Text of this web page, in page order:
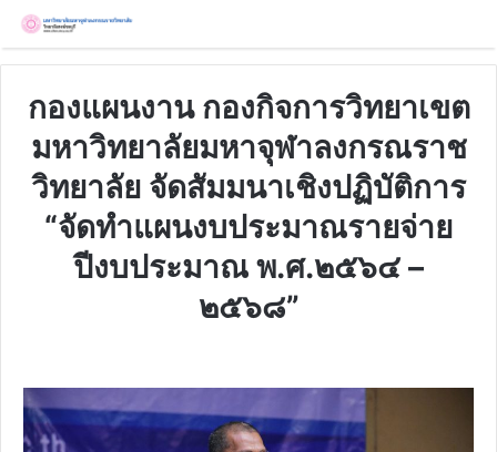
กองแผนงาน กองกิจการวิทยาเขต
มหาวิทยาลัยมหาจุฬาลงกรณราช
วิทยาลัย จัดสัมมนาเชิงปฏิบัติการ
“จัดทำแผนงบประมาณรายจ่าย
ปีงบประมาณ พ.ศ.๒๕๖๔ –
๒๕๖๘”